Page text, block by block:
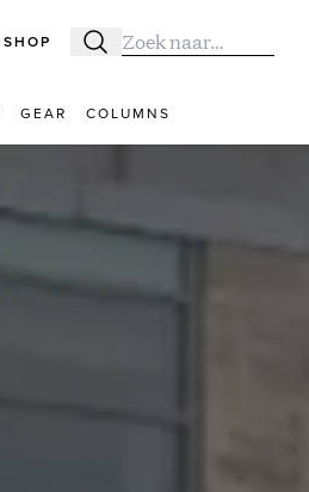
SHOP Zoeken
Zoek naar:
GEAR COLUMNS